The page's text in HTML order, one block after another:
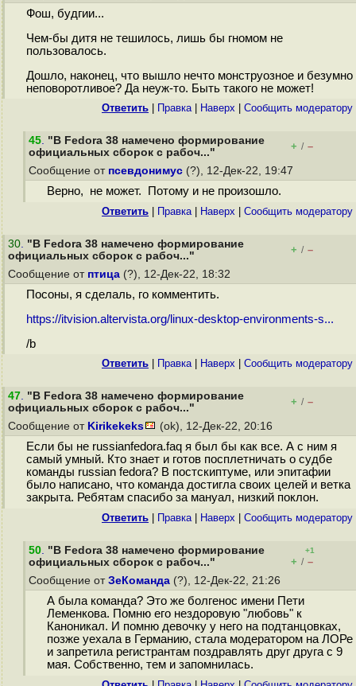
Фош, будгии...
Чем-бы дитя не тешилось, лишь бы гномом не
пользовалось.
Дошло, наконец, что вышло нечто монструозное и безумно
неповоротливое? Да неуж-то. Быть такого не может!
Ответить Правка| Наверх Cообщить модератору
45. "В Fedora 38 намечено формирование
официальных сборок с рабоч..."
+ / –
Сообщение от псевдонимус (?), 12-Дек-22, 19:47
Верно, не может. Потому и не произошло.
Ответить Правка| Наверх Cообщить модератору
30. "В Fedora 38 намечено формирование
официальных сборок с рабоч..."
+ / –
Сообщение от птица (?), 12-Дек-22, 18:32
Посоны, я сделаль, го комментить.
https://itvision.altervista.org/linux-desktop-environments-s...
/b
Ответить Правка| Наверх Cообщить модератору
47. "В Fedora 38 намечено формирование
официальных сборок с рабоч..."
+ / –
Сообщение от Kirikekeks (ok), 12-Дек-22, 20:16
Если бы не russianfedora.faq я был бы как все. А с ним я
самый умный. Кто знает и готов посплетничать о судбе
команды russian fedora? В постскиптуме, или эпитафии
было написано, что команда достигла своих целей и ветка
закрыта. Ребятам спасибо за мануал, низкий поклон.
Ответить Правка| Наверх Cообщить модератору
50. "В Fedora 38 намечено формирование
официальных сборок с рабоч..."
+1
+ / –
Сообщение от ЗеКоманда (?), 12-Дек-22, 21:26
А была команда? Это же болгенос имени Пети
Леменкова. Помню его нездоровую "любовь" к
Каноникал. И помню девочку у него на подтанцовках,
позже уехала в Германию, стала модератором на ЛОРе
и запретила регистрантам поздравлять друг друга с 9
мая. Собственно, тем и запомнилась.